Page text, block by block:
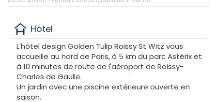
Hôtel
L'hôtel design Golden Tulip Roissy St Witz vous
accueille au nord de Paris, à 5 km du parc Astérix et
à 10 minutes de route de l'aéroport de Roissy-
Charles de Gaulle.
Un jardin avec une piscine extérieure ouverte en
saison.